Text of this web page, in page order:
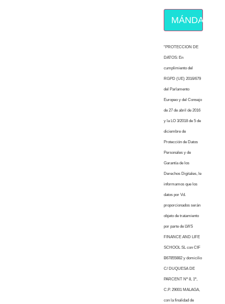
MÁNDAME
“PROTECCION DE
DATOS: En
cumplimiento del
RGPD (UE) 2016/679
del Parlamento
Europeo y del Consejo
de 27 de abril de 2016
y la LO 3/2018 de 5 de
diciembre de
Protección de Datos
Personales y de
Garantía de los
Derechos Digitales, le
informamos que los
datos por Vd.
proporcionados serán
objeto de tratamiento
por parte de LWS
FINANCE AND LIFE
SCHOOL SL con CIF
B67855882 y domicilio
C/ DUQUESA DE
PARCENT Nº 8, 1º,
C.P. 29001 MALAGA,
con la finalidad de